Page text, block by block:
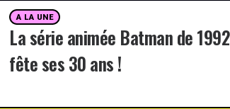
A LA UNE
La série animée Batman de 1992
fête ses 30 ans !